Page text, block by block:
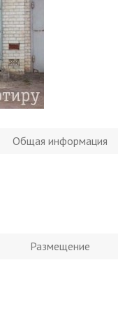
Общая информация
Размещение